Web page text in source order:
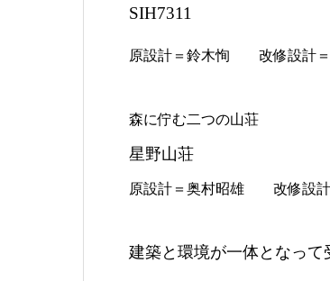
SIH7311
原設計＝鈴木恂 改修設計＝
森に佇む二つの山荘
星野山荘
原設計＝奥村昭雄 改修設計
建築と環境が一体となって